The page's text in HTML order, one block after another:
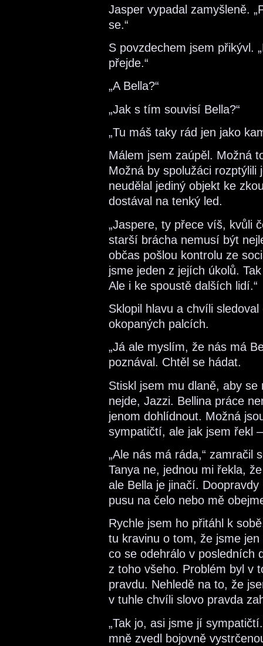
Jasper vypadal zamyšleně.
se.“
S povzdechem jsem přikývl.
přejde.“
„A Bella?“
„Jak s tím souvisí Bella?“
„Tu máš taky rád jen jako
Málem jsem zaúpěl. Možná
Možná by spolužáci
neudělal jediný objekt ke
dostával na tenký led.
„Jaspere, ty přece víš, kvůli
starší brácha nemusí být
občas pošlou kontrolu ze
jsme jeden z jejích úkolů.
Ale i ke spoustě dalších lidí.“
Sklopil hlavu a chvíli
okopaných palcích.
„Já ale myslím, že nás má
poznával. Chtěl se hádat.
Stiskl jsem mu dlaně, aby
nejde, Jazzi. Bellina práce
jenom dohlídnout. Možná
sympatičtí, ale jak jsem řekl
„Ale nás má ráda,“ zamračil
Tanya ne, jednou mi řekla,
ale Bella je jinačí.
pusu na čelo nebo mě
Rychle jsem ho přitáhl k
tu kravinu o tom, že jsme
co se odehrálo v posledních
z toho všeho. Problém byl v
pravdu. Nehledě na to, že
v tuhle chvíli slovo pravda
„Tak jo, asi jsme jí
mně zvedl bojovně